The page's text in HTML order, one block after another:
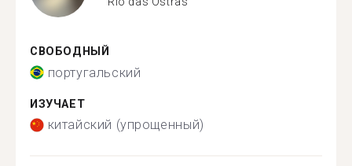
СВОБОДНЫЙ
португальский
ИЗУЧАЕТ
китайский (упрощенный)